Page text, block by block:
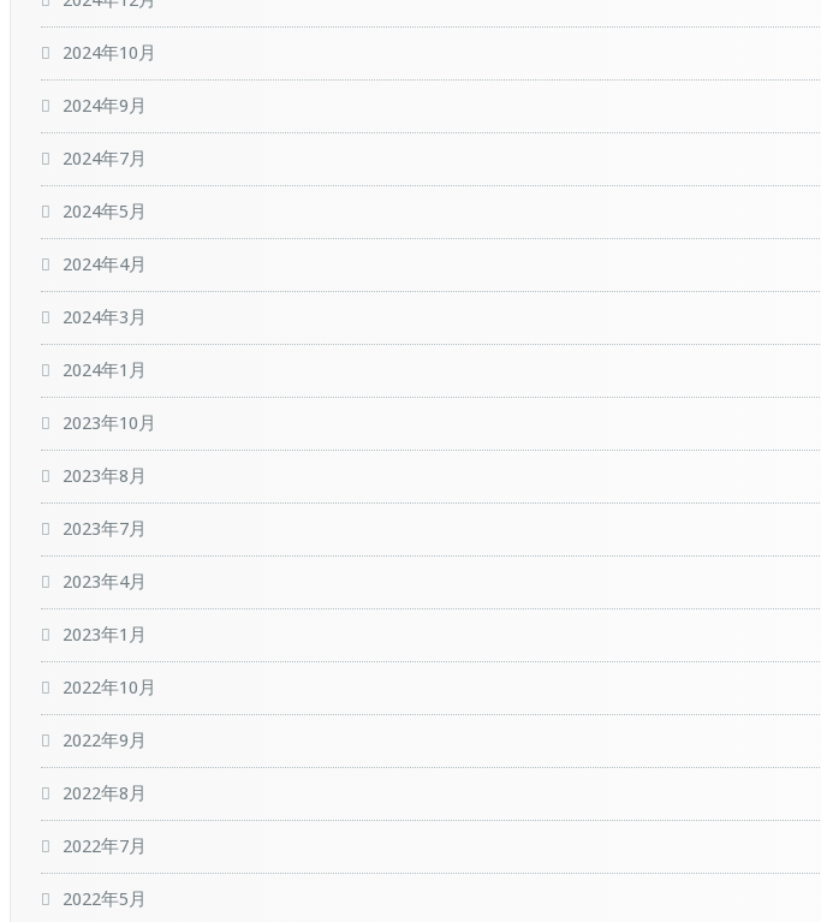
2024年10月
2024年9月
2024年7月
2024年5月
2024年4月
2024年3月
2024年1月
2023年10月
2023年8月
2023年7月
2023年4月
2023年1月
2022年10月
2022年9月
2022年8月
2022年7月
2022年5月